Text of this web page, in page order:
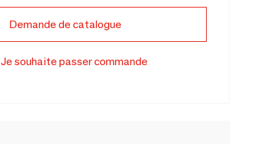
Demande de catalogue
Je souhaite passer commande